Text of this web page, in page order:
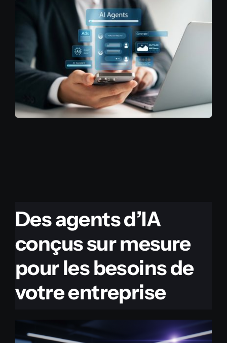
Des agents d’IA
conçus sur mesure
pour les besoins de
votre entreprise